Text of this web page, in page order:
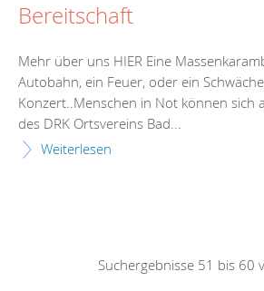
Bereitschaft
Mehr über uns HIER Eine
Autobahn, ein Feuer, oder ein
Konzert..Menschen in Not können sich
des DRK Ortsvereins Bad...
Weiterlesen
Suchergebnisse 51 bis 60